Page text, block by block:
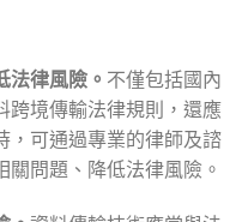
法律風險。 不僅包括國內
跨境傳輸法律規則，還應
，可通過專業的律師及諮
問題、降低法律風險。